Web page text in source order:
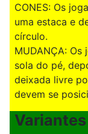
CONES: Os
uma estaca e
círculo.
MUDANÇA:
sola do pé,
deixada livre
devem se
Variantes